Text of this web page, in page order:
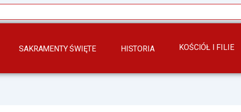
SAKRAMENTY ŚWIĘTE HISTORIA KOŚCIÓŁ I FILIE